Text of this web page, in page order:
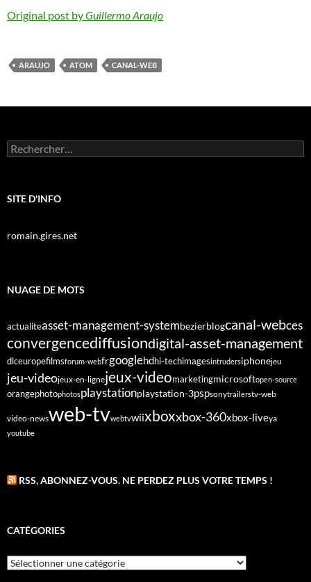
Original post byGuillermo Araujo
ARAUJO ATOM CANAL-WEB
Rechercher :
SITE D'INFO
romain.gires.net
NUAGE DE MOTS
actualiteasset-management-systembezierblogcanal-webces
convergencediffusiondigital-asset-management
dlceuropefilmsforum-webfrgooglehdhi-techimagesintrudersiphonejeu
jeu-videojeux-en-lignejeux-videomarketingmicrosoftopen-source
orangephotophotosplaystationplaystation-3pspsonytrailerstv-web
video-newsweb-tvwebtvwiixboxxbox-360xbox-liveya
youtube
RSS, ABONNEZ-VOUS. NE PERDEZ PLUS VOTRE TEMPS !
CATÉGORIES
Catégories